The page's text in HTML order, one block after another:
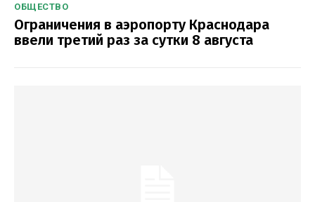
ОБЩЕСТВО
Ограничения в аэропорту Краснодара
ввели третий раз за сутки 8 августа